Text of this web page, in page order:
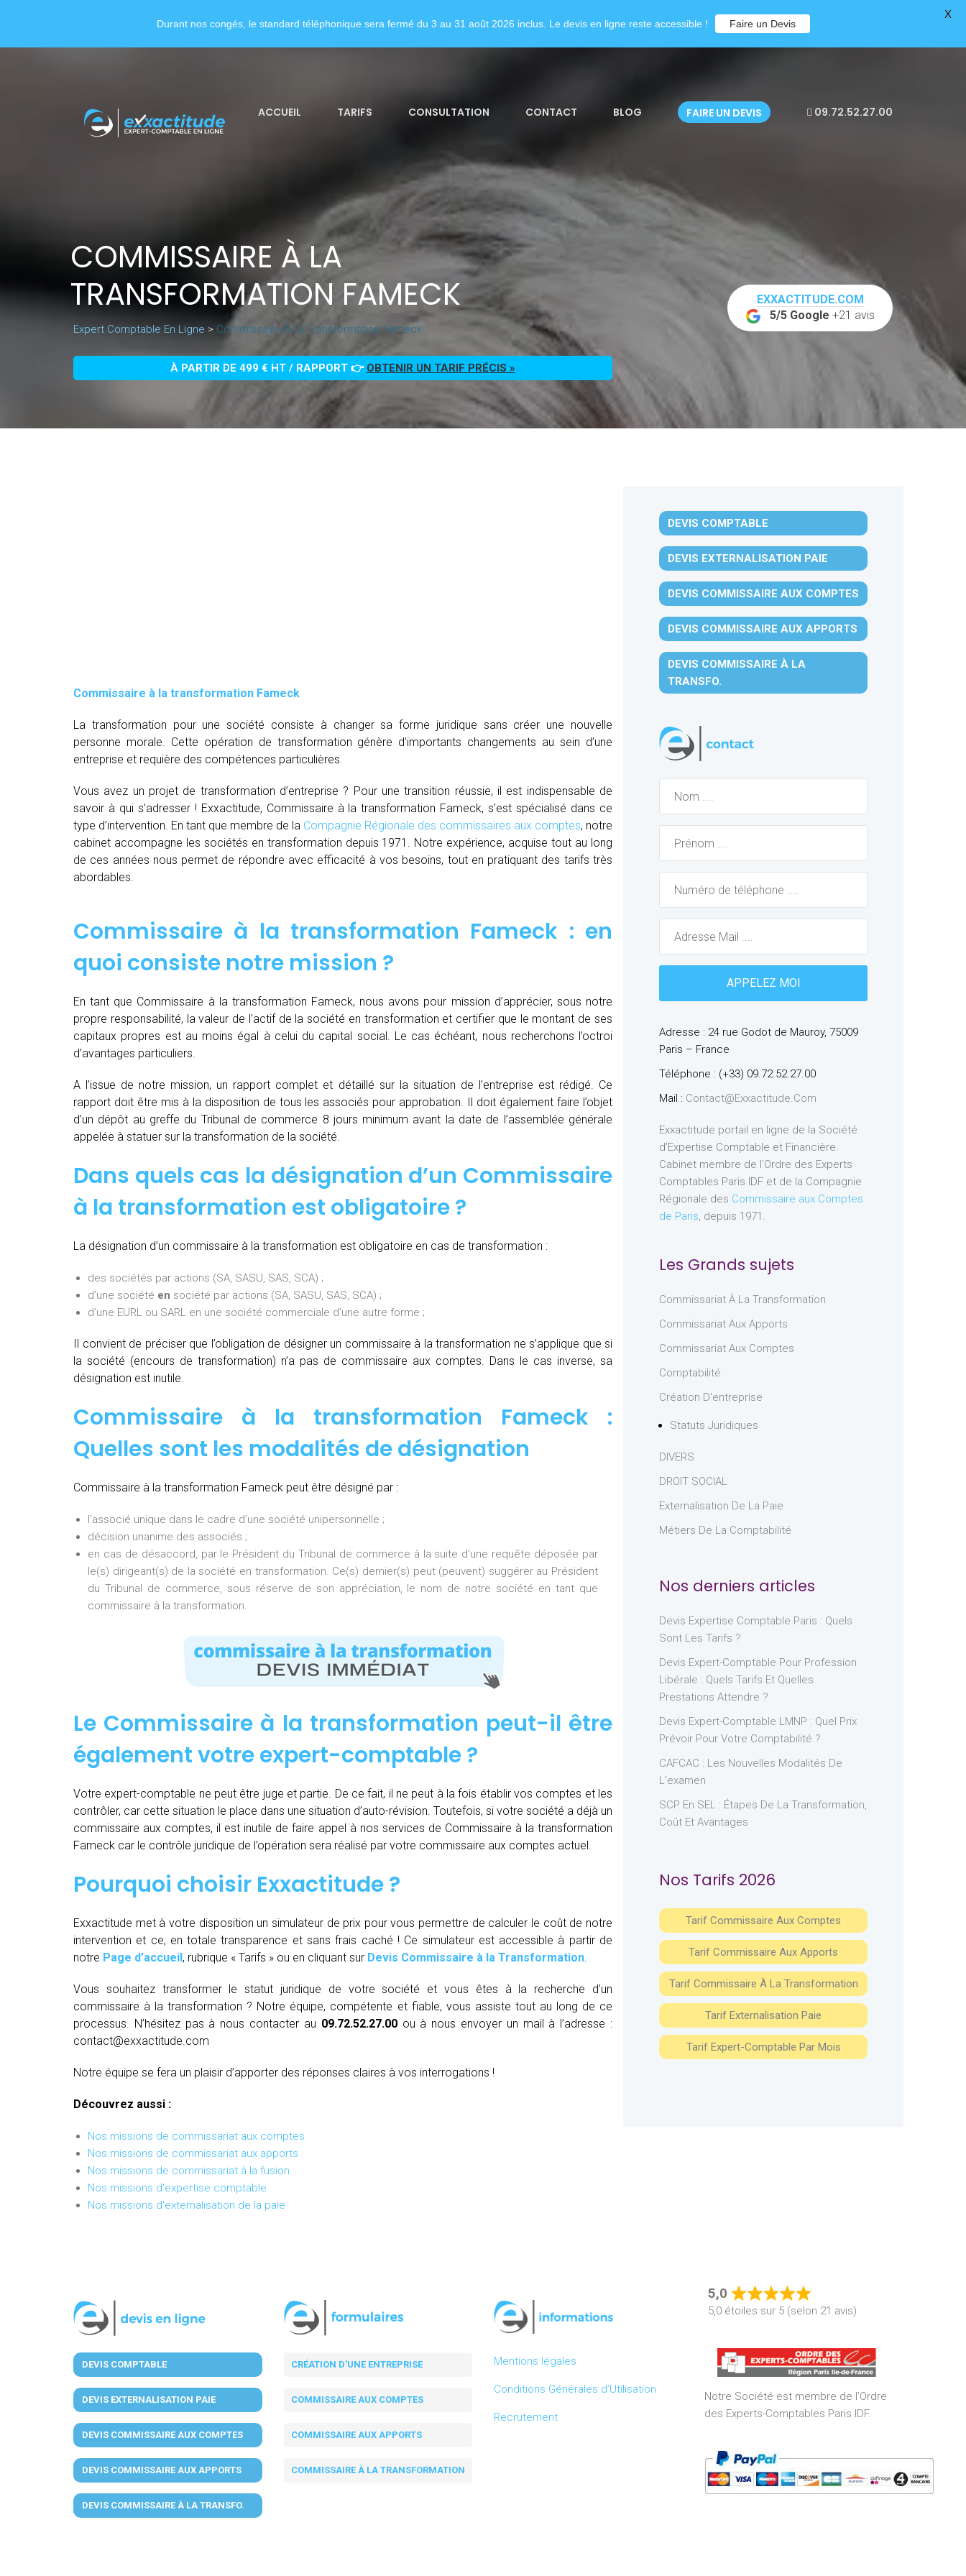
ACCUEIL TARIFS CONSULTATION CONTACT BLOG FAIRE UN DEVIS 09.72.52.27.00
COMMISSAIRE À LA
TRANSFORMATION FAMECK
Expert Comptable En Ligne > Commissaire À La Transformation Fameck
À PARTIR DE 499 € HT / RAPPORT 👉 OBTENIR UN TARIF PRÉCIS »
EXXACTITUDE.COM
5/5 Google +21 avis
Commissaire à la transformation Fameck
La transformation pour une société consiste à changer sa forme juridique sans créer une nouvelle
personne morale. Cette opération de transformation génère d’importants changements au sein d’une
entreprise et requière des compétences particulières.
Vous avez un projet de transformation d’entreprise ? Pour une transition réussie, il est indispensable de
savoir à qui s’adresser ! Exxactitude, Commissaire à la transformation Fameck, s’est spécialisé dans ce
type d’intervention. En tant que membre de la Compagnie Régionale des commissaires aux comptes, notre
cabinet accompagne les sociétés en transformation depuis 1971. Notre expérience, acquise tout au long
de ces années nous permet de répondre avec efficacité à vos besoins, tout en pratiquant des tarifs très
abordables.
Commissaire à la transformation Fameck : en
quoi consiste notre mission ?
En tant que Commissaire à la transformation Fameck, nous avons pour mission d’apprécier, sous notre
propre responsabilité, la valeur de l’actif de la société en transformation et certifier que le montant de ses
capitaux propres est au moins égal à celui du capital social. Le cas échéant, nous recherchons l’octroi
d’avantages particuliers.
A l’issue de notre mission, un rapport complet et détaillé sur la situation de l’entreprise est rédigé. Ce
rapport doit être mis à la disposition de tous les associés pour approbation. Il doit également faire l’objet
d’un dépôt au greffe du Tribunal de commerce 8 jours minimum avant la date de l’assemblée générale
appelée à statuer sur la transformation de la société.
Dans quels cas la désignation d’un Commissaire
à la transformation est obligatoire ?
La désignation d’un commissaire à la transformation est obligatoire en cas de transformation :
des sociétés par actions (SA, SASU, SAS, SCA) ;
d’une société en société par actions (SA, SASU, SAS, SCA) ;
d’une EURL ou SARL en une société commerciale d’une autre forme ;
Il convient de préciser que l’obligation de désigner un commissaire à la transformation ne s’applique que si
la société (encours de transformation) n’a pas de commissaire aux comptes. Dans le cas inverse, sa
désignation est inutile.
Commissaire à la transformation Fameck :
Quelles sont les modalités de désignation
Commissaire à la transformation Fameck peut être désigné par :
l’associé unique dans le cadre d’une société unipersonnelle ;
décision unanime des associés ;
en cas de désaccord, par le Président du Tribunal de commerce à la suite d’une requête déposée par
le(s) dirigeant(s) de la société en transformation. Ce(s) dernier(s) peut (peuvent) suggérer au Président
du Tribunal de commerce, sous réserve de son appréciation, le nom de notre société en tant que
commissaire à la transformation.
Le Commissaire à la transformation peut-il être
également votre expert-comptable ?
Votre expert-comptable ne peut être juge et partie. De ce fait, il ne peut à la fois établir vos comptes et les
contrôler, car cette situation le place dans une situation d’auto-révision. Toutefois, si votre société a déjà un
commissaire aux comptes, il est inutile de faire appel à nos services de Commissaire à la transformation
Fameck car le contrôle juridique de l’opération sera réalisé par votre commissaire aux comptes actuel.
Pourquoi choisir Exxactitude ?
Exxactitude met à votre disposition un simulateur de prix pour vous permettre de calculer le coût de notre
intervention et ce, en totale transparence et sans frais caché ! Ce simulateur est accessible à partir de
notre Page d’accueil, rubrique « Tarifs » ou en cliquant sur Devis Commissaire à la Transformation.
Vous souhaitez transformer le statut juridique de votre société et vous êtes à la recherche d’un
commissaire à la transformation ? Notre équipe, compétente et fiable, vous assiste tout au long de ce
processus. N’hésitez pas à nous contacter au 09.72.52.27.00ou à nous envoyer un mail à l’adresse :
contact@exxactitude.com
Notre équipe se fera un plaisir d’apporter des réponses claires à vos interrogations !
Découvrez aussi :
Nos missions de commissariat aux comptes
Nos missions de commissariat aux apports
Nos missions de commissariat à la fusion
Nos missions d'expertise comptable
Nos missions d'externalisation de la paie
DEVIS COMPTABLE
DEVIS EXTERNALISATION PAIE
DEVIS COMMISSAIRE AUX COMPTES
DEVIS COMMISSAIRE AUX APPORTS
DEVIS COMMISSAIRE À LA
TRANSFO.
Adresse : 24 rue Godot de Mauroy, 75009
Paris – France
Téléphone : (+33) 09.72.52.27.00
Mail : Contact@exxactitude.com
Exxactitude portail en ligne de la Société
d’Expertise Comptable et Financière.
Cabinet membre de l’Ordre des Experts
Comptables Paris IDF et de la Compagnie
Régionale des Commissaire aux Comptes
de Paris, depuis 1971.
Les Grands sujets
Commissariat À La Transformation
Commissariat Aux Apports
Commissariat Aux Comptes
Comptabilité
Création D'entreprise
Statuts Juridiques
DIVERS
DROIT SOCIAL
Externalisation De La Paie
Métiers De La Comptabilité
Nos derniers articles
Devis Expertise Comptable Paris : Quels
Sont Les Tarifs ?
Devis Expert-Comptable Pour Profession
Libérale : Quels Tarifs Et Quelles
Prestations Attendre ?
Devis Expert-Comptable LMNP : Quel Prix
Prévoir Pour Votre Comptabilité ?
CAFCAC : Les Nouvelles Modalités De
L’examen
SCP En SEL : Étapes De La Transformation,
Coût Et Avantages
Nos Tarifs 2026
Tarif Commissaire Aux Comptes
Tarif Commissaire Aux Apports
Tarif Commissaire À La Transformation
Tarif Externalisation Paie
Tarif Expert-Comptable Par Mois
DEVIS COMPTABLE
DEVIS EXTERNALISATION PAIE
DEVIS COMMISSAIRE AUX COMPTES
DEVIS COMMISSAIRE AUX APPORTS
DEVIS COMMISSAIRE À LA TRANSFO.
CRÉATION D'UNE ENTREPRISE
COMMISSAIRE AUX COMPTES
COMMISSAIRE AUX APPORTS
COMMISSAIRE À LA TRANSFORMATION
Mentions légales
Conditions Générales d’Utilisation
Recrutement
5,0
Rated
5,0
5
5,0 étoiles sur 5 (selon 21 avis)
Notre Société est membre de l’Ordre
des Experts-Comptables Paris IDF.
Durant nos congés, le standard téléphonique sera fermé du 3 au 31 août 2026 inclus. Le devis en ligne reste accessible ! Faire un Devis
X